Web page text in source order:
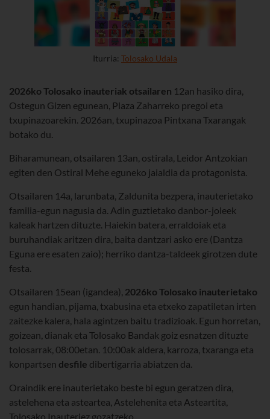
Iturria: Tolosako Udala
2026ko Tolosako inauteriak otsailaren 12an hasiko dira,
Ostegun Gizen egunean, Plaza Zaharreko pregoi eta
txupinazoarekin. 2026an, txupinazoa Pintxana Txarangak
botako du.
Biharamunean, otsailaren 13an, ostirala, Leidor Antzokian
egiten den Ostiral Mehe eguneko jaialdia da protagonista.
Otsailaren 14a, larunbata, Zaldunita bezpera, inauterietako
familia-egun nagusia da. Adin guztietako danbor-joleek
kaleak hartzen dituzte. Haiekin batera, erraldoiak eta
buruhandiak aritzen dira, baita dantzari asko ere (Dantza
Eguna ere esaten zaio); herriko dantza-taldeek girotzen dute
festa.
Otsailaren 15ean (igandea), 2026ko Tolosako inauterietako
egun handian, pijama, txabusina eta etxeko zapatiletan irten
zaitezke kalera, hala agintzen baitu tradizioak. Egun horretan,
goizean, dianak eta Tolosako Bandak goiz esnatzen dituzte
tolosarrak, 08:00etan. 10:00ak aldera, karroza, txaranga eta
konpartsen desfile dibertigarria abiatzen da.
Oraindik ere inauterietako beste bi egun geratzen dira,
astelehena eta asteartea, Astelehenita eta Asteartita,
Tolosako Inauteriez gozatzeko.